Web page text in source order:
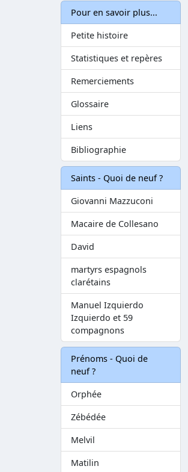
Pour en savoir plus...
Petite histoire
Statistiques et repères
Remerciements
Glossaire
Liens
Bibliographie
Saints - Quoi de neuf ?
Giovanni Mazzuconi
Macaire de Collesano
David
martyrs espagnols
clarétains
Manuel Izquierdo
Izquierdo et 59
compagnons
Prénoms - Quoi de
neuf ?
Orphée
Zébédée
Melvil
Matilin